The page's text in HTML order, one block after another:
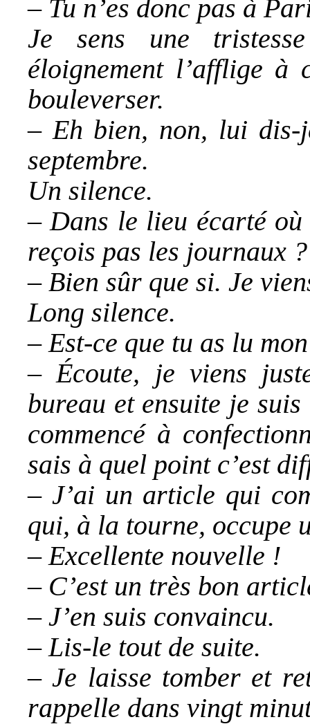
– Tu n’es donc pas à
Je sens une
éloignement l’afflige à
bouleverser.
– Eh bien, non, lui dis-
septembre.
Un silence.
– Dans le lieu écarté
reçois pas les journaux ?
– Bien sûr que si. Je
Long silence.
– Est-ce que tu as lu
– Écoute, je viens
bureau et ensuite je
commencé à
sais à quel point c’est
– J’ai un article qui
qui, à la tourne, occupe
– Excellente nouvelle !
– C’est un très bon
– J’en suis convaincu.
– Lis-le tout de suite.
– Je laisse tomber et
rappelle dans vingt